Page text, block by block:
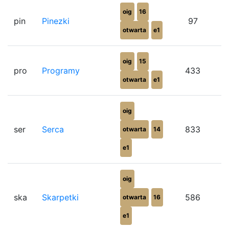
pin Pinezki
oig 16
otwarta e1
97
pro Programy
oig 15
otwarta e1
433
ser Serca
oig
otwarta 14
e1
833
ska Skarpetki
oig
otwarta 16
e1
586